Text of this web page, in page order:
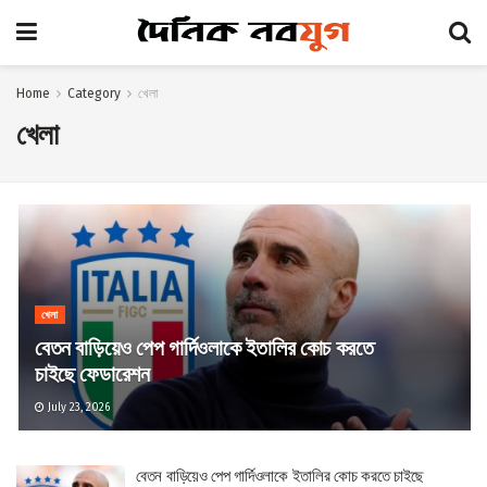
Home Category খেলা
খেলা
খেলা
বেতন বাড়িয়েও পেপ গার্দিওলাকে ইতালির কোচ করতে
চাইছে ফেডারেশন
July 23, 2026
বেতন বাড়িয়েও পেপ গার্দিওলাকে ইতালির কোচ করতে চাইছে